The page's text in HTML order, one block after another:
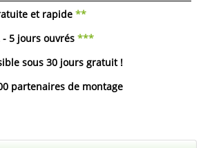
et rapide **
- 5 jours ouvrés ***
sous 30 jours gratuit!
partenaires de montage